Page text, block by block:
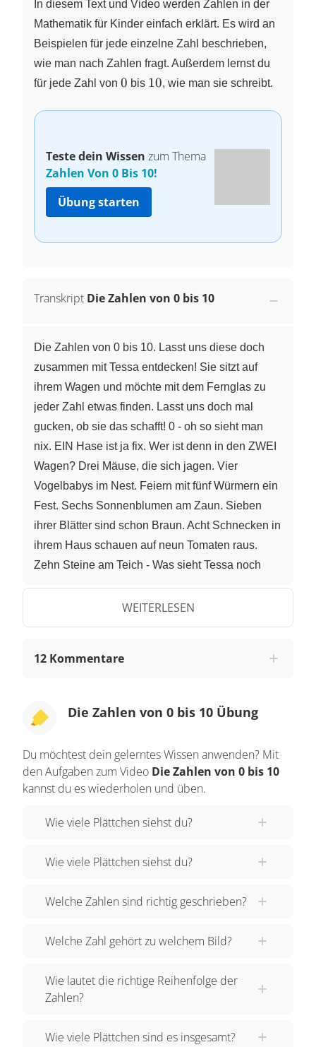
In diesem Text und Video werden Zahlen in der
Mathematik für Kinder einfach erklärt. Es wird an
Beispielen für jede einzelne Zahl beschrieben,
wie man nach Zahlen fragt. Außerdem lernst du
für jede Zahl von 0
0 bis 10
10, wie man sie schreibt.
Teste dein Wissen zum Thema
Zahlen Von 0 Bis 10!
Übung starten
Transkript Die Zahlen von 0 bis 10
Die Zahlen von 0 bis 10. Lasst uns diese doch
zusammen mit Tessa entdecken! Sie sitzt auf
ihrem Wagen und möchte mit dem Fernglas zu
jeder Zahl etwas finden. Lasst uns doch mal
gucken, ob sie das schafft! 0 - oh so sieht man
nix. EIN Hase ist ja fix. Wer ist denn in den ZWEI
Wagen? Drei Mäuse, die sich jagen. Vier
Vogelbabys im Nest. Feiern mit fünf Würmern ein
Fest. Sechs Sonnenblumen am Zaun. Sieben
ihrer Blätter sind schon Braun. Acht Schnecken in
ihrem Haus schauen auf neun Tomaten raus.
Zehn Steine am Teich - Was sieht Tessa noch
alles gleich? Hat Tessa zu jeder Zahl etwas
gefunden? Bei der Zahl Null hat sie nichts
gesehen. Die Null schreibst du SO. Bei der Zahl
Hand ist das ein Finger. Die Zahl eins schreibst
gesehen? Zwei Wagen. Du hast zwei Augen. Die
Zahl zwei schreibst du so. Und wer hat sich bei
findest bestimmt oft Kleeblätter mit 3 Blätter. Die
Zahl drei schreibst du so. Vier Vogelbabys
mit 4 Blättern, bringt es ganz viel Glück. Die Zahl
absetzen und dann diesen Strich machen. Mit wie
fünf Würmern. Das ist so viel wie die Finger an
du noch, wie viele Sonnenblumen Tessa
die du mit einem Würfel würfeln kannst, ist die
sechs. Du schreibst die Zahl sso. Und sieben der
Schneewittchen und die sieben Zwerge? Die
WEITERLESEN
12 Kommentare
Die Zahlen von 0 bis 10 Übung
Du möchtest dein gelerntes Wissen anwenden? Mit
den Aufgaben zum Video Die Zahlen von 0 bis 10
kannst du es wiederholen und üben.
Wie viele Plättchen siehst du?
Wie viele Plättchen siehst du?
Welche Zahlen sind richtig geschrieben?
Welche Zahl gehört zu welchem Bild?
Wie lautet die richtige Reihenfolge der
Zahlen?
Wie viele Plättchen sind es insgesamt?